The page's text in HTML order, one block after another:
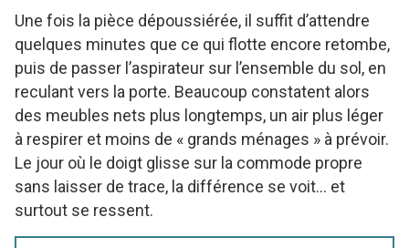
Une fois la pièce dépoussiérée, il suffit d’attendre
quelques minutes que ce qui flotte encore retombe,
puis de passer l’aspirateur sur l’ensemble du sol, en
reculant vers la porte. Beaucoup constatent alors
des meubles nets plus longtemps, un air plus léger
à respirer et moins de « grands ménages » à prévoir.
Le jour où le doigt glisse sur la commode propre
sans laisser de trace, la différence se voit… et
surtout se ressent.